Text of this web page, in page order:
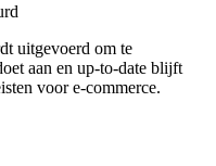
uitgevoerd om te
aan en up-to-date blijft
voor e-commerce.